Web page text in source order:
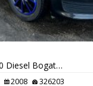
Audi A3 Sportback 2,0 Diesel Bogate Wyposażenie Hak Zamiana
2008 326203